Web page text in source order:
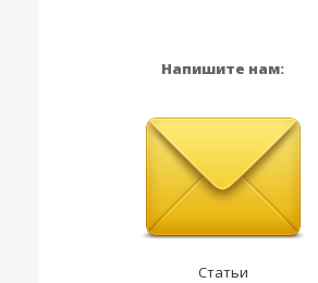
Напишите нам:
Статьи